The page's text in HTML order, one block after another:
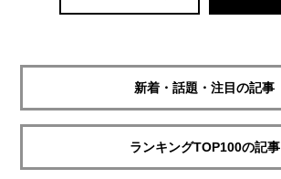
新着・話題・注目の記事
ランキングTOP100の記事